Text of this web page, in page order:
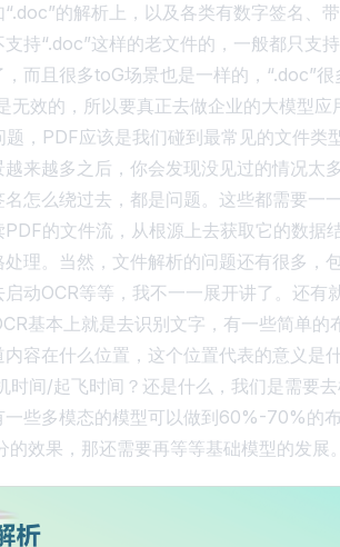
的解析上，以及各类有数字签名、
支持“.doc”这样的老文件的，一般都只支
而且很多toG场景也是一样的，“.doc”
无效的，所以要真正去做企业的大模型
，PDF应该是我们碰到最常见的文件类
来越多之后，你会发现没见过的情况太
怎么绕过去，都是问题。这些都需要一
的文件流，从根源上去获取它的数据
理。当然，文件解析的问题还有很多，
动OCR等等，我不一一展开讲了。还有
基本上就是去识别文字，有一些简单
容在什么位置，这个位置代表的意义是
时间/起飞时间？还是什么，我们是需要
一些多模态的模型可以做到60%-70%的
效果，那还需要再等等基础模型的发展。